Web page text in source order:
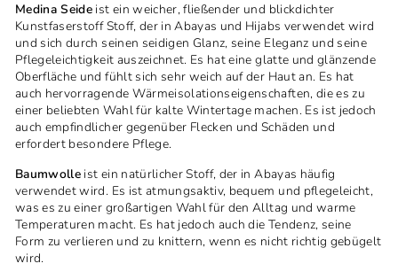
Medina Seide ist ein weicher, fließender und blickdichter
Kunstfaserstoff Stoff, der in Abayas und Hijabs verwendet wird
und sich durch seinen seidigen Glanz, seine Eleganz und seine
Pflegeleichtigkeit auszeichnet. Es hat eine glatte und glänzende
Oberfläche und fühlt sich sehr weich auf der Haut an. Es hat
auch hervorragende Wärmeisolationseigenschaften, die es zu
einer beliebten Wahl für kalte Wintertage machen. Es ist jedoch
auch empfindlicher gegenüber Flecken und Schäden und
erfordert besondere Pflege.
Baumwolle ist ein natürlicher Stoff, der in Abayas häufig
verwendet wird. Es ist atmungsaktiv, bequem und pflegeleicht,
was es zu einer großartigen Wahl für den Alltag und warme
Temperaturen macht. Es hat jedoch auch die Tendenz, seine
Form zu verlieren und zu knittern, wenn es nicht richtig gebügelt
wird.